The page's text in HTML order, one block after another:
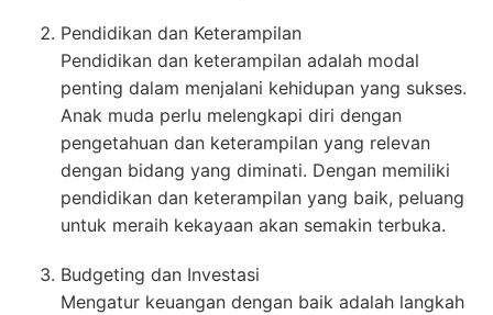
Pendidikan dan Keterampilan
Pendidikan dan keterampilan adalah modal
penting dalam menjalani kehidupan yang sukses.
Anak muda perlu melengkapi diri dengan
pengetahuan dan keterampilan yang relevan
dengan bidang yang diminati. Dengan memiliki
pendidikan dan keterampilan yang baik, peluang
untuk meraih kekayaan akan semakin terbuka.
Budgeting dan Investasi
Mengatur keuangan dengan baik adalah langkah